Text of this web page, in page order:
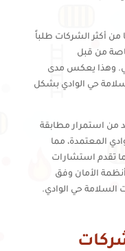
من أكثر الشركات طلباً
من قبل
وهذا يعكس مدى
حي الوادي بشكل
من استمرار مطابقة
المعتمدة، مما
تقدم استشارات
الأمان وفق
السلامة حي الوادي.